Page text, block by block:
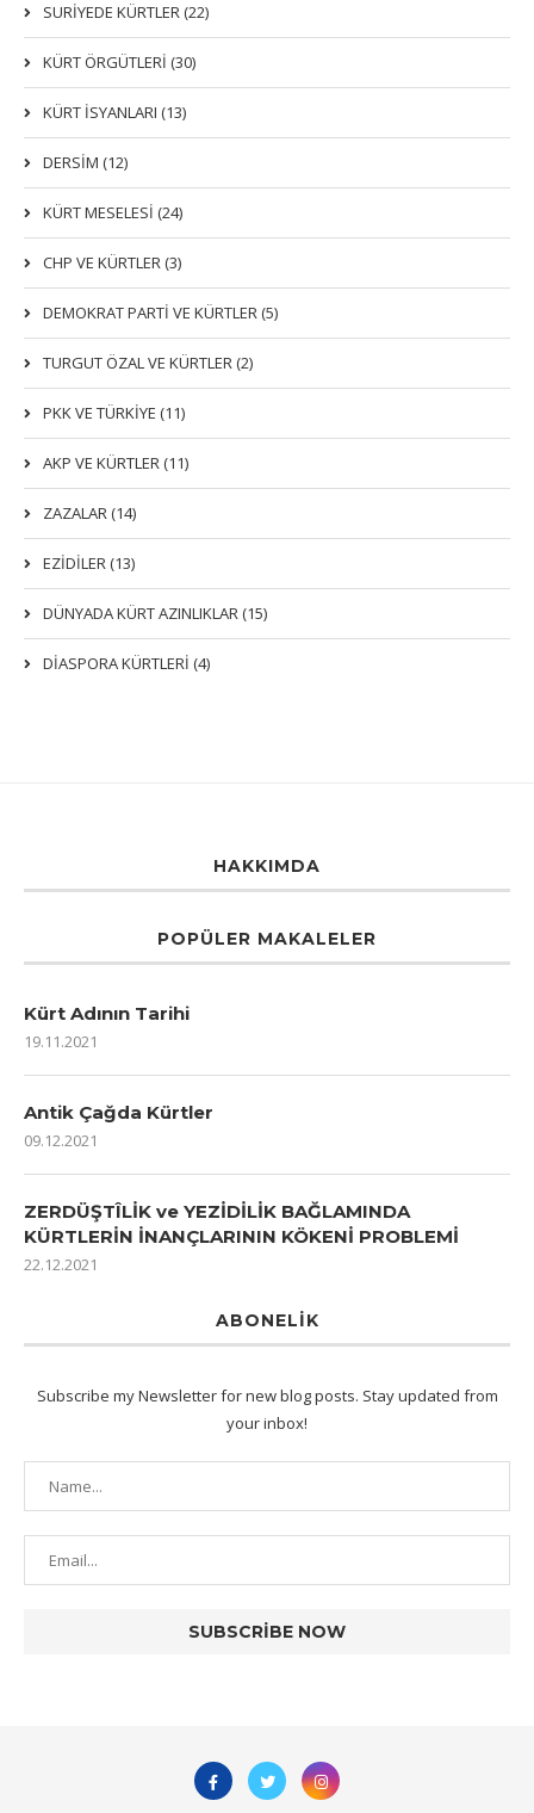
SURİYEDE KÜRTLER (22)
KÜRT ÖRGÜTLERİ (30)
KÜRT İSYANLARI (13)
DERSIM (12)
KÜRT MESELESİ (24)
CHP VE KÜRTLER (3)
DEMOKRAT PARTI VE KÜRTLER (5)
TURGUT ÖZAL VE KÜRTLER (2)
PKK VE TÜRKIYE (11)
AKP VE KÜRTLER (11)
ZAZALAR (14)
EZIDILER (13)
DÜNYADA KÜRT AZINLIKLAR (15)
DİASPORA KÜRTLERİ (4)
HAKKIMDA
POPÜLER MAKALELER
Kürt Adının Tarihi
19.11.2021
Antik Çağda Kürtler
09.12.2021
ZERDÜŞTÎLİK ve YEZİDİLİK BAĞLAMINDA
KÜRTLERİN İNANÇLARININ KÖKENİ PROBLEMİ
22.12.2021
ABONELIK
Subscribe my Newsletter for new blog posts. Stay updated from
your inbox!